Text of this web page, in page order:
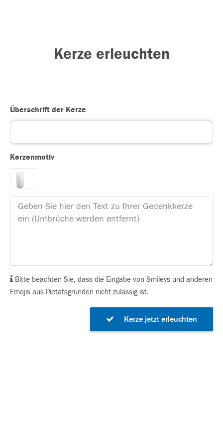
Kerze erleuchten
Überschrift der Kerze
Kerzenmotiv
Bitte beachten Sie, dass die Eingabe von Smileys und anderen
Emojis aus Pietätsgründen nicht zulässig ist.
Kerze jetzt erleuchten